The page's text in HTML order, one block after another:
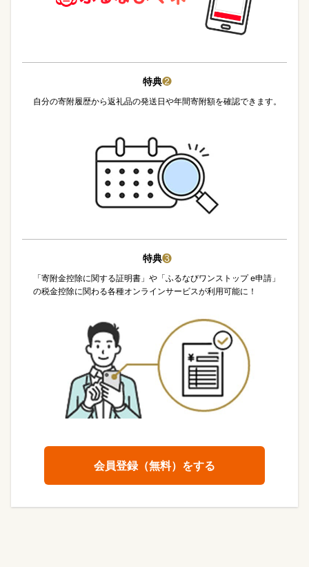
特典❷
自分の寄附履歴から返礼品の発送日や年間寄附額を確認できます。
特典❸
「寄附金控除に関する証明書」や「ふるなびワンストップ e申請」
の税金控除に関わる各種オンラインサービスが利用可能に！
会員登録（無料）をする